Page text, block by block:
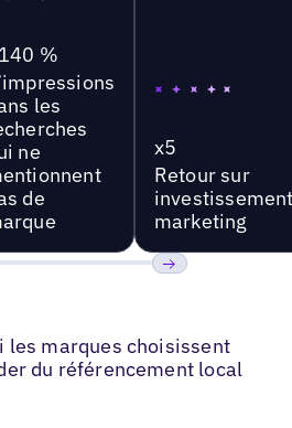
%
les
ne
de
x5
Retour sur
marketing
les marques choisissent
du référencement local